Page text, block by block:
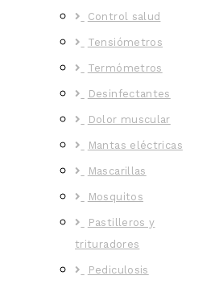
Control salud
Tensiómetros
Termómetros
Desinfectantes
Dolor muscular
Mantas eléctricas
Mascarillas
Mosquitos
Pastilleros y
trituradores
Pediculosis